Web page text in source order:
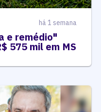
há 1 semana
e remédio"
575 mil em MS